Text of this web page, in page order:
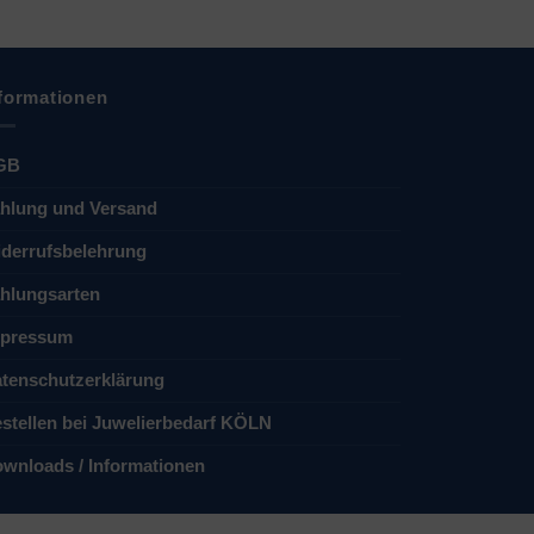
und Versand
bei Juwelierbedarf KÖLN
/ Informationen